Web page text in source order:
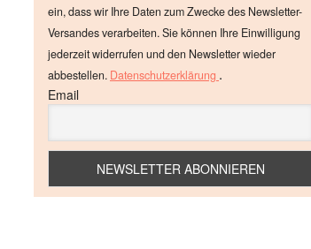
ein, dass wir Ihre Daten zum Zwecke des Newsletter-
Versandes verarbeiten. Sie können Ihre Einwilligung
jederzeit widerrufen und den Newsletter wieder
abbestellen. Datenschutzerklärung .
Email